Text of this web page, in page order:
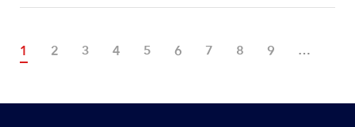
Trang hiện thời
1 Page
2 Page
3 Page
4 Page
5 Page
6 Page
7 Page
8 Page
9 …